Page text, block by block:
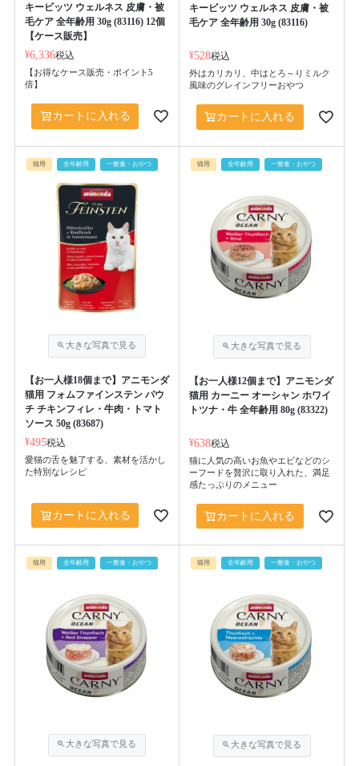
キービッツ ウェルネス 皮膚・被
毛ケア 全年齢用 30g (83116) 12個
【ケース販売】
¥6,336税込
【お得なケース販売・ポイント5
倍】
カートに入れる
キービッツ ウェルネス 皮膚・被
毛ケア 全年齢用 30g (83116)
¥528税込
外はカリカリ、中はとろ～りミルク
風味のグレインフリーおやつ
カートに入れる
猫用 全年齢用 一般食・おやつ
【お一人様18個まで】アニモンダ
猫用 フォムファインステン パウ
チ チキンフィレ・牛肉・トマト
ソース 50g (83687)
¥495税込
愛猫の舌を魅了する、素材を活かし
た特別なレシピ
カートに入れる
猫用 全年齢用 一般食・おやつ
【お一人様12個まで】アニモンダ
猫用 カーニー オーシャン ホワイ
トツナ・牛 全年齢用 80g (83322)
¥638税込
猫に人気の高いお魚やエビなどのシ
ーフードを贅沢に取り入れた、満足
感たっぷりのメニュー
カートに入れる
猫用 全年齢用 一般食・おやつ 猫用 全年齢用 一般食・おやつ